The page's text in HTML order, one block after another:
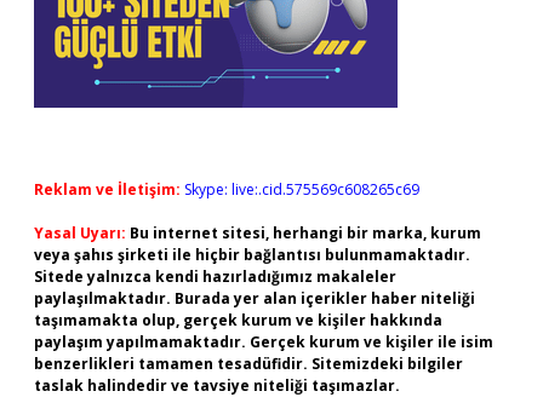
Reklam ve İletişim: Skype: live:.cid.575569c608265c69
Yasal Uyarı: Bu internet sitesi, herhangi bir marka, kurum
veya şahıs şirketi ile hiçbir bağlantısı bulunmamaktadır.
Sitede yalnızca kendi hazırladığımız makaleler
paylaşılmaktadır. Burada yer alan içerikler haber niteliği
taşımamakta olup, gerçek kurum ve kişiler hakkında
paylaşım yapılmamaktadır. Gerçek kurum ve kişiler ile isim
benzerlikleri tamamen tesadüfidir. Sitemizdeki bilgiler
taslak halindedir ve tavsiye niteliği taşımazlar.